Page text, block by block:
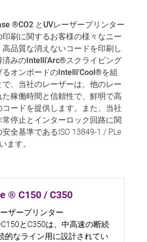
®CO2 と UVレーザープリンター
刷 に関するお客様の様々なニー
高品質な消えないコードを印刷し
済みのIntelli'Arc®スクライビング
るオンボードのIntelli'Cool®を組
、当社のレーザーは、他のレー
稼働時間と信頼性で、鮮明で高
コードを提供します。また、当社
停止とインターロック回路に関
全基準であるISO 13849-1 / PLe
ます。
® C150 / C350
ザープリンター
とC350は、中高速の断続
的なライン用に設計されてい